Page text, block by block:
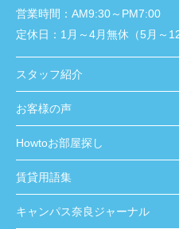
営業時間： AM9:30～PM7:00
定休日： 1月～4月無休（5月～
スタッフ紹介
お客様の声
Howtoお部屋探し
賃貸用語集
キャンパス奈良ジャーナル